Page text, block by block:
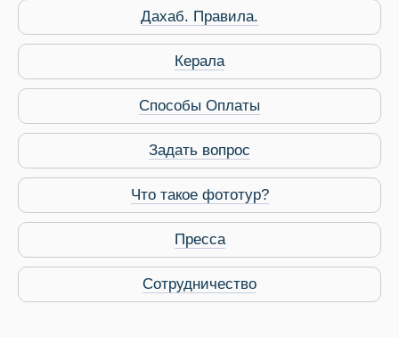
Service Дахаб
Дахаб. Правила.
Керала
Способы Оплаты
Задать вопрос
Что такое фототур?
Пресса
Сотрудничество